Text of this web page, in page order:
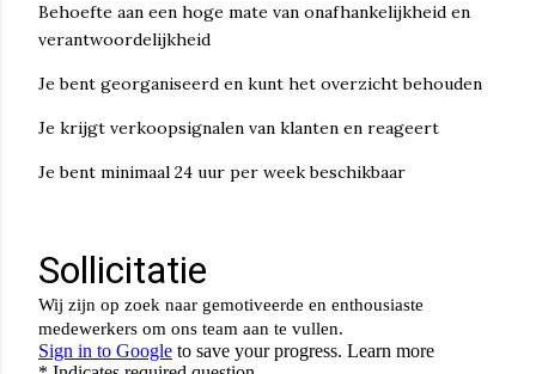
Behoefte aan een hoge mate van onafhankelijkheid en
verantwoordelijkheid
Je bent georganiseerd en kunt het overzicht behouden
Je krijgt verkoopsignalen van klanten en reageert
Je bent minimaal 24 uur per week beschikbaar